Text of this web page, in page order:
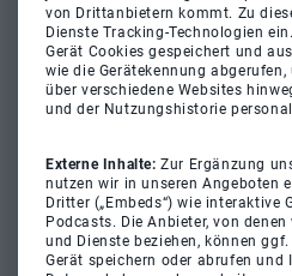
von Drittanbietern kommt. Zu
Dienste Tracking-Technologien
Gerät Cookies gespeichert und
wie die Gerätekennung
über verschiedene Websites
und der Nutzungshistorie
Externe Inhalte:Zur Ergänzung
nutzen wir in unseren Angeboten
Dritter („Embeds“) wie interaktive
Podcasts. Die Anbieter, von
und Dienste beziehen, können
Gerät speichern oder abrufen und